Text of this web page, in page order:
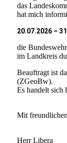
das
hat mich
20.07.2026 –
die
im Landkreis
Beauftragt ist
(ZGeoBw).
Es handelt sich
Mit
Herr Libera